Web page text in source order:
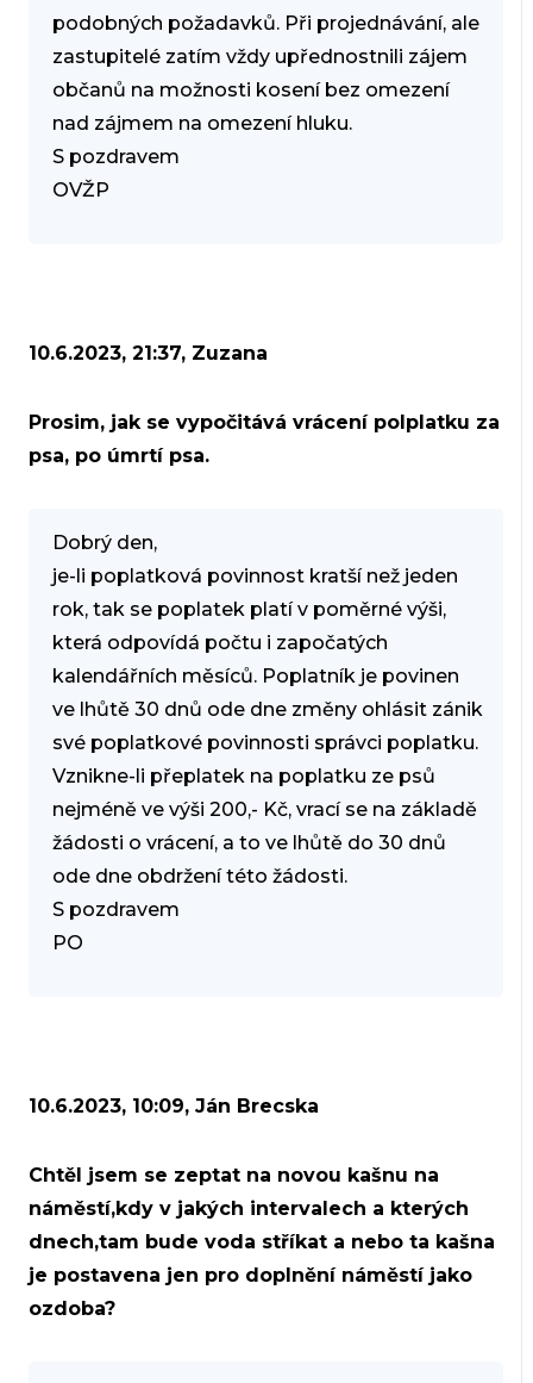
podobných požadavků. Při projednávání, ale
zastupitelé zatím vždy upřednostnili zájem
občanů na možnosti kosení bez omezení
nad zájmem na omezení hluku.
S pozdravem
OVŽP
10.6.2023, 21:37, Zuzana
Prosim, jak se vypočitává vrácení polplatku za
psa, po úmrtí psa.
Dobrý den,
je-li poplatková povinnost kratší než jeden
rok, tak se poplatek platí v poměrné výši,
která odpovídá počtu i započatých
kalendářních měsíců. Poplatník je povinen
ve lhůtě 30 dnů ode dne změny ohlásit zánik
své poplatkové povinnosti správci poplatku.
Vznikne-li přeplatek na poplatku ze psů
nejméně ve výši 200,- Kč, vrací se na základě
žádosti o vrácení, a to ve lhůtě do 30 dnů
ode dne obdržení této žádosti.
S pozdravem
PO
10.6.2023, 10:09, Ján Brecska
Chtěl jsem se zeptat na novou kašnu na
náměstí,kdy v jakých intervalech a kterých
dnech,tam bude voda stříkat a nebo ta kašna
je postavena jen pro doplnění náměstí jako
ozdoba?